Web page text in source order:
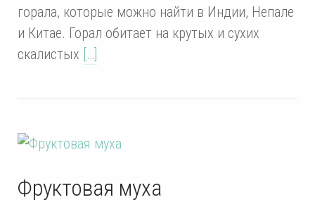
горала, которые можно найти в Индии, Непале
и Китае. Горал обитает на крутых и сухих
скалистых […]
Фруктовая муха